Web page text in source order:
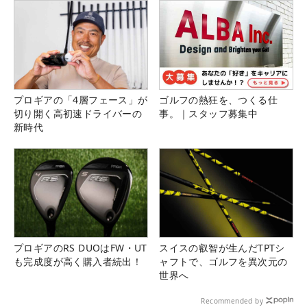
プロギアの「4層フェース」が
切り開く高初速ドライバーの
新時代
ゴルフの熱狂を、つくる仕
事。｜スタッフ募集中
プロギアのRS DUOはFW・UT
も完成度が高く購入者続出！
スイスの叡智が生んだTPTシ
ャフトで、ゴルフを異次元の
世界へ
Recommended by